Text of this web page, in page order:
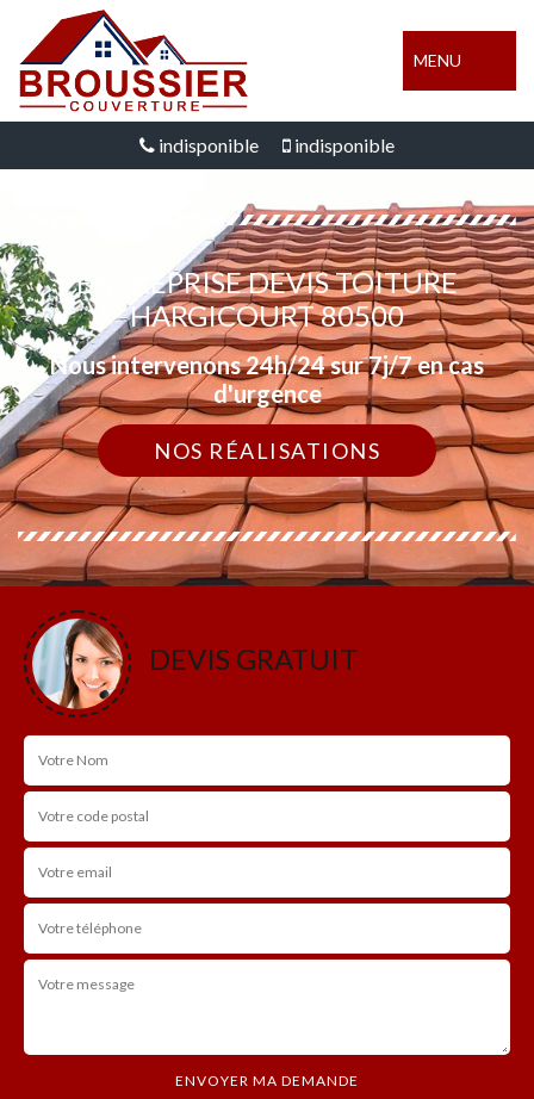
MENU
indisponible indisponible
ENTREPRISE DEVIS TOITURE
HARGICOURT 80500
Nous intervenons 24h/24 sur 7j/7 en cas
d'urgence
NOS RÉALISATIONS
DEVIS GRATUIT